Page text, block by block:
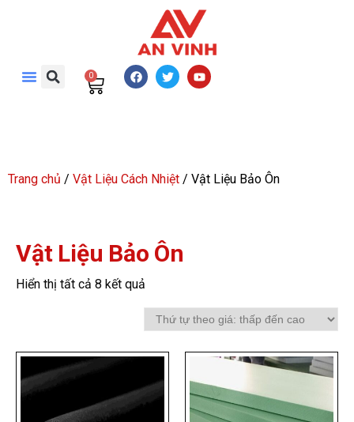
0
Trang chủ / Vật Liệu Cách Nhiệt / Vật Liệu Bảo Ôn
Vật Liệu Bảo Ôn
Hiển thị tất cả 8 kết quả